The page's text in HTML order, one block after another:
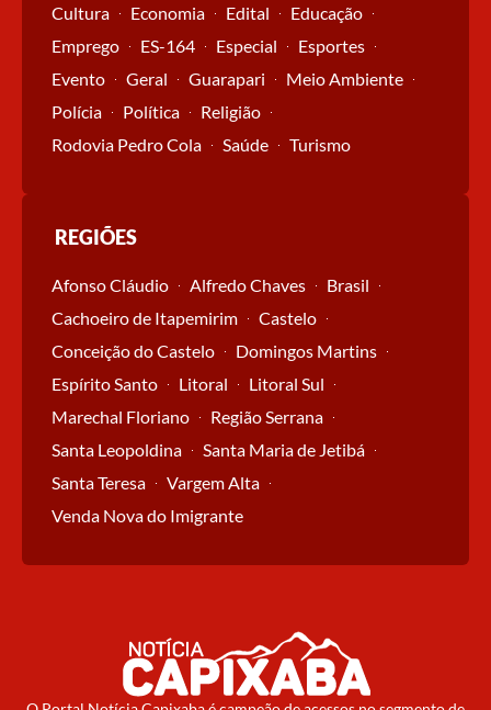
Cultura
Economia Edital
Educação
Emprego
ES-164 Especial
Esportes
Evento
Geral Guarapari
Meio Ambiente
Polícia
Política
Religião
Rodovia Pedro Cola
Saúde Turismo
REGIÕES
Afonso Cláudio Alfredo Chaves
Brasil
Cachoeiro de Itapemirim
Castelo
Conceição do Castelo
Domingos Martins
Espírito Santo
Litoral
Litoral Sul
Marechal Floriano
Região Serrana
Santa Leopoldina
Santa Maria de Jetibá
Santa Teresa
Vargem Alta
Venda Nova do Imigrante